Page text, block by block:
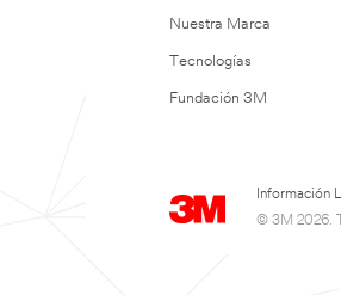
Nuestra Marca
Tecnologías
Fundación 3M
Información
© 3M 2026.